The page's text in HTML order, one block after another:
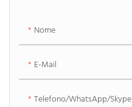
Nome
E-Mail
Telefono/WhatsApp/Skype